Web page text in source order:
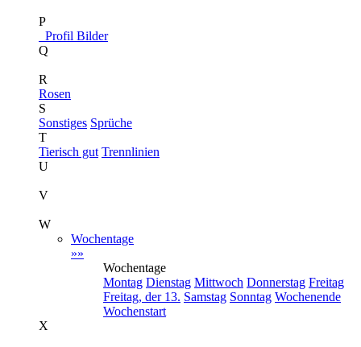
P
Profil Bilder
Q
R
Rosen
S
Sonstiges Sprüche
T
Tierisch gut Trennlinien
U
V
W
Wochentage
»»
Wochentage
Montag Dienstag Mittwoch Donnerstag Freitag
Freitag, der 13. Samstag Sonntag Wochenende
Wochenstart
X